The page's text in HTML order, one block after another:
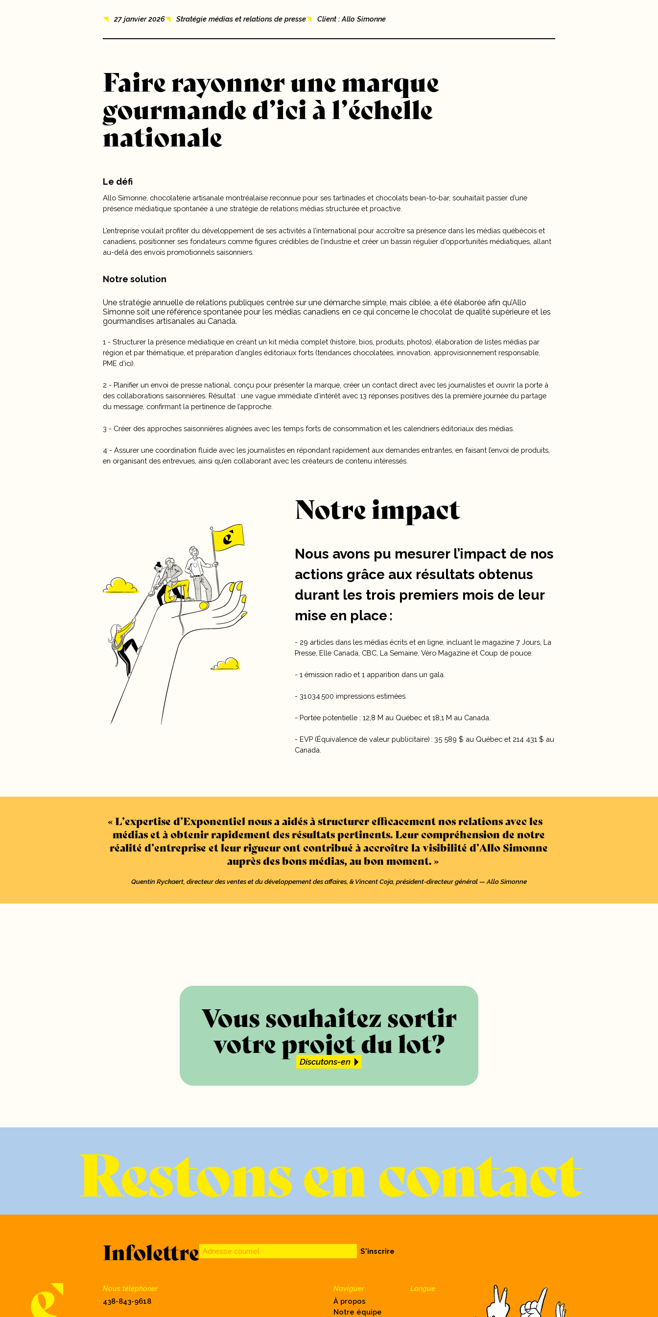
Nouvelles
10 ans
Carrières
Contact
27 janvier 2026 Stratégie médias et relations de presse Client : Allo Simonne
Faire rayonner une marque
gourmande d’ici à l’échelle
nationale
Le défi
Allo Simonne, chocolaterie artisanale montréalaise reconnue pour ses tartinades et chocolats bean-to-bar, souhaitait passer d’une
présence médiatique spontanée à une stratégie de relations médias structurée et proactive.
L’entreprise voulait profiter du développement de ses activités à l’international pour accroître sa présence dans les médias québécois et
canadiens, positionner ses fondateurs comme figures crédibles de l’industrie et créer un bassin régulier d’opportunités médiatiques, allant
au-delà des envois promotionnels saisonniers.
Notre solution
Une stratégie annuelle de relations publiques centrée sur une démarche simple, mais ciblée, a été élaborée afin qu’Allo
Simonne soit une référence spontanée pour les médias canadiens en ce qui concerne le chocolat de qualité supérieure et les
gourmandises artisanales au Canada.
1 - Structurer la présence médiatique en créant un kit média complet (histoire, bios, produits, photos), élaboration de listes médias par
région et par thématique, et préparation d’angles éditoriaux forts (tendances chocolatées, innovation, approvisionnement responsable,
PME d’ici).
2 - Planifier un envoi de presse national, conçu pour présenter la marque, créer un contact direct avec les journalistes et ouvrir la porte à
des collaborations saisonnières. Résultat : une vague immédiate d’intérêt avec 13 réponses positives dès la première journée du partage
du message, confirmant la pertinence de l’approche.
3 - Créer des approches saisonnières alignées avec les temps forts de consommation et les calendriers éditoriaux des médias.
4 - Assurer une coordination fluide avec les journalistes en répondant rapidement aux demandes entrantes, en faisant l’envoi de produits,
en organisant des entrevues, ainsi qu’en collaborant avec les créateurs de contenu intéressés.
Notre impact
Nous avons pu mesurer l’impact de nos
actions grâce aux résultats obtenus
durant les trois premiers mois de leur
mise en place :
- 29 articles dans les médias écrits et en ligne, incluant le magazine 7 Jours, La
Presse, Elle Canada, CBC, La Semaine, Véro Magazine et Coup de pouce.
- 1 émission radio et 1 apparition dans un gala.
- 31 034 500 impressions estimées.
- Portée potentielle : 12,8 M au Québec et 18,1 M au Canada.
- EVP (Équivalence de valeur publicitaire) : 35 589 $ au Québec et 214 431 $ au
Canada.
L’expertise d’Exponentiel nous a aidés à structurer efficacement nos relations avec les
médias et à obtenir rapidement des résultats pertinents. Leur compréhension de notre
réalité d’entreprise et leur rigueur ont contribué à accroître la visibilité d’Allo Simonne
auprès des bons médias, au bon moment.
Quentin Ryckaert, directeur des ventes et du développement des affaires, & Vincent Coja, président-directeur général — Allo Simonne
Vous souhaitez sortir
votre projet du lot?
Discutons-en
Restons en contact
Infolettre Adresse courriel S'inscrire
Nous téléphoner
438-843-9618
Naviguer
À propos
Notre équipe
Langue